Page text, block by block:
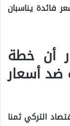
فائدة يناسبان
أن خطة
ضد أسعار
التركي ثمنا